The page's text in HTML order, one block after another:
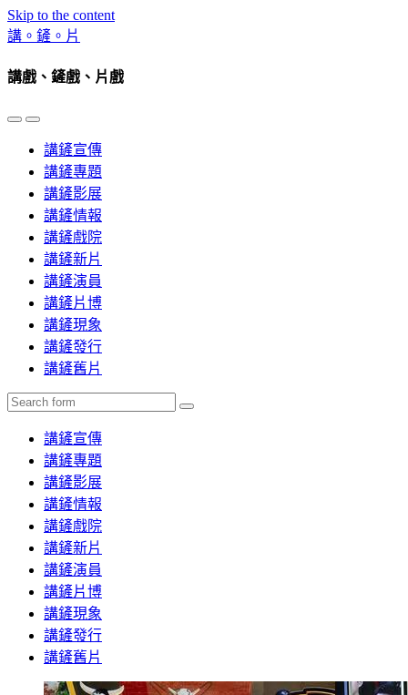
Skip to the content
講。鏟。片
講戲、鏟戲、片戲
Toggle
mobile
Toggle
search
field
講鏟宣傳
講鏟專題
講鏟影展
講鏟情報
講鏟戲院
講鏟新片
講鏟演員
講鏟片博
講鏟現象
講鏟發行
講鏟舊片
Search
講鏟宣傳
講鏟專題
講鏟影展
講鏟情報
講鏟戲院
講鏟新片
講鏟演員
講鏟片博
講鏟現象
講鏟發行
講鏟舊片